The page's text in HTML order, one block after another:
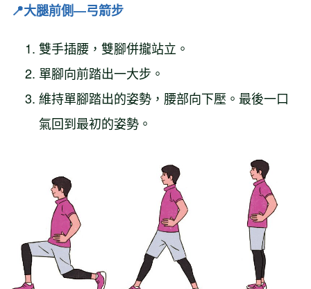
📍大腿前側―弓箭步
雙手插腰，雙腳併攏站立。
單腳向前踏出一大步。
維持單腳踏出的姿勢，腰部向下壓。最後一口
氣回到最初的姿勢。